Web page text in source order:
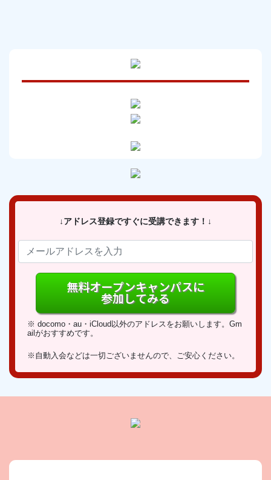
↓アドレス登録ですぐに受講できます！↓
無料オープンキャンパスに
参加してみる
※ docomo・au・iCloud以外のアドレスをお願いします。Gm
ailがおすすめです。
※自動入会などは一切ございませんので、ご安心ください。